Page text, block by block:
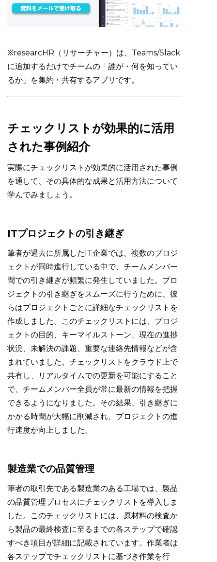
※researcHR（リサーチャー）は、Teams/Slack
に追加するだけでチームの「誰が・何を知ってい
るか」を集約・共有するアプリです。
チェックリストが効果的に活用
された事例紹介
実際にチェックリストが効果的に活用された事例
を通して、その具体的な成果と活用方法について
学んでみましょう。
ITプロジェクトの引き継ぎ
筆者が過去に所属したIT企業では、複数のプロジ
ェクトが同時進行している中で、チームメンバー
間での引き継ぎが頻繁に発生していました。プロ
ジェクトの引き継ぎをスムーズに行うために、彼
らはプロジェクトごとに詳細なチェックリストを
作成しました。このチェックリストには、プロジ
ェクトの目的、キーマイルストーン、現在の進捗
状況、未解決の課題、重要な連絡先情報などが含
まれていました。チェックリストをクラウド上で
共有し、リアルタイムでの更新を可能にすること
で、チームメンバー全員が常に最新の情報を把握
できるようになりました。その結果、引き継ぎに
かかる時間が大幅に削減され、プロジェクトの進
行速度が向上しました。
製造業での品質管理
筆者の取引先である製造業のある工場では、製品
の品質管理プロセスにチェックリストを導入しま
した。このチェックリストには、原材料の検査か
ら製品の最終検査に至るまでの各ステップで確認
すべき項目が詳細に記載されています。作業者は
各ステップでチェックリストに基づき作業を行